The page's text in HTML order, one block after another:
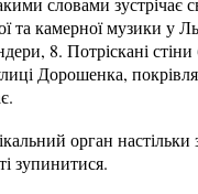
та камерної музики у
8. Потріскані стіни
Дорошенка,
орган
зупинитися.